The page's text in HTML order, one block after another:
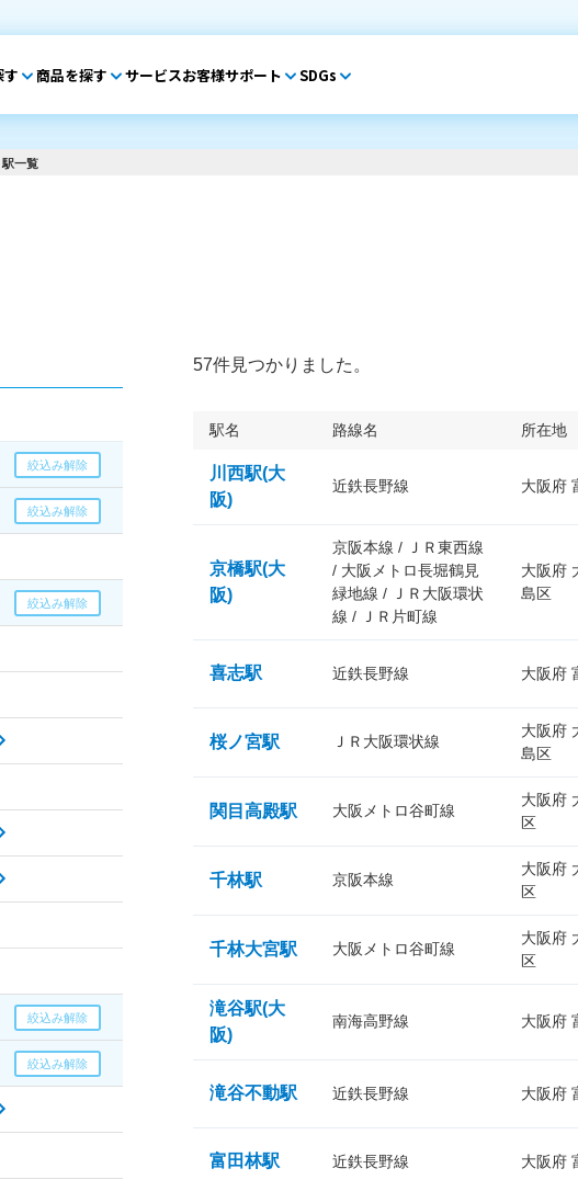
す 商品を探す サービスお客様サポート SDGs
駅一覧
57件見つかりました。
駅名 路線名 所在地
川西駅(大
阪)
近鉄長野線 大阪府
京橋駅(大
阪)
京阪本線 / ＪＲ東西線
/ 大阪メトロ長堀鶴見
緑地線 / ＪＲ大阪環状
線 / ＪＲ片町線
大阪府
島区
喜志駅 近鉄長野線 大阪府
桜ノ宮駅 ＪＲ大阪環状線
大阪府
島区
関目高殿駅 大阪メトロ谷町線
大阪府
区
千林駅 京阪本線
大阪府
区
千林大宮駅 大阪メトロ谷町線
大阪府
区
滝谷駅(大
阪)
南海高野線 大阪府
滝谷不動駅 近鉄長野線 大阪府
富田林駅 近鉄長野線 大阪府